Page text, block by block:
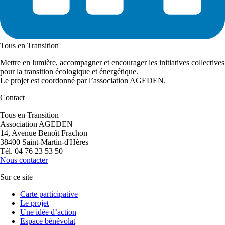
Tous en Transition
Mettre en lumière, accompagner et encourager les initiatives collectives
pour la transition écologique et énergétique.
Le projet est coordonné par l’association AGEDEN.
Contact
Tous en Transition
Association AGEDEN
14, Avenue Benoît Frachon
38400 Saint-Martin-d'Hères
Tél. 04 76 23 53 50
Nous contacter
Sur ce site
Carte participative
Le projet
Une idée d’action
Espace bénévolat